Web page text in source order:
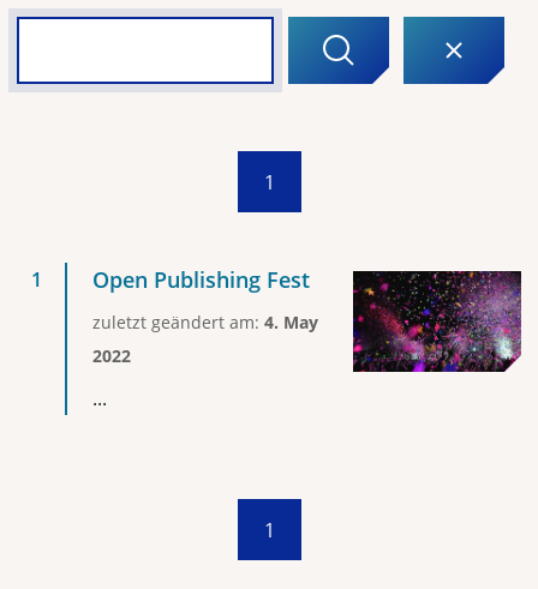
1
Open Publishing Fest
zuletzt geändert am: 4. May
2022
...
1